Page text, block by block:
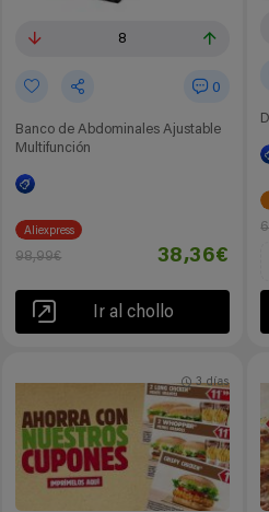
8
0
Banco de Abdominales Ajustable
Multifunción
Aliexpress
98,99€ 38,36€
Ir al chollo
3 días